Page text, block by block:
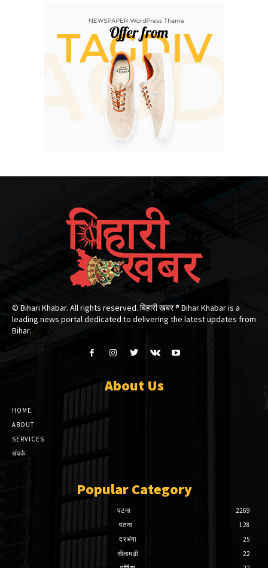
© Bihari Khabar. All rights reserved. बिहारी खबर ®​ Bihar Khabar is a
leading news portal dedicated to delivering the latest updates from
Bihar.
About Us
HOME
ABOUT
SERVICES
संपर्क
Popular Category
पटना
2269
पटना
128
दरभंगा
25
सीतामढ़ी
22